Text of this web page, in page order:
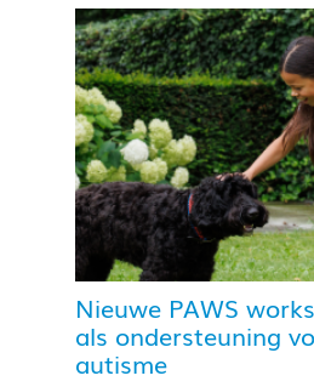
Nieuwe PAWS
als ondersteuning
autisme